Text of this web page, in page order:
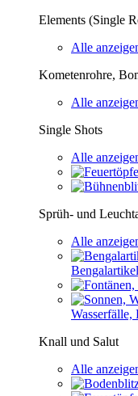
Elements (Single
Alle
Kometenrohre,
Alle
Single Shots
Alle
Sprüh- und
Alle
Wasserfälle,
Knall und Salut
Alle